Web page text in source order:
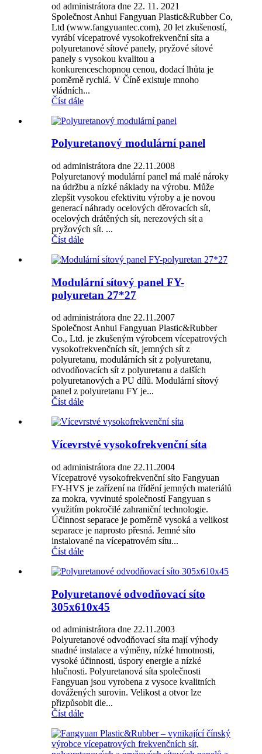
od administrátora dne 22. 11. 2021
Společnost Anhui Fangyuan Plastic&Rubber Co,
Ltd (www.fangyuantec.com), 20 let zkušeností,
vyrábí vícepatrové vysokofrekvenční síta a
polyuretanové sítové panely, pryžové sítové
panely s vysokou kvalitou a
konkurenceschopnou cenou, dodací lhůta je
poměrně rychlá. V Číně existuje mnoho
vládních...
Číst dále
Polyuretanový modulární panel
od administrátora dne 22.11.2008
Polyuretanový modulární panel má malé nároky
na údržbu a nízké náklady na výrobu. Může
zlepšit vysokou efektivitu výroby a je novou
generací náhrady ocelových děrovacích sít,
ocelových drátěných sít, nerezových sít a
pryžových sít. ...
Číst dále
Modulární sítový panel FY-
polyuretan 27*27
od administrátora dne 22.11.2007
Společnost Anhui Fangyuan Plastic&Rubber
Co., Ltd. je zkušeným výrobcem vícepatrových
vysokofrekvenčních sít, jemných sít z
polyuretanu, modulárních sít z polyuretanu,
odvodňovacích sít z polyuretanu a dalších
polyuretanových a PU dílů. Modulární sítový
panel z polyuretanu FY je...
Číst dále
Vícevrstvé vysokofrekvenční síta
od administrátora dne 22.11.2004
Vícepatrové vysokofrekvenční síto Fangyuan
FY-HVS je zařízení na třídění jemných materiálů
za mokra, vyvinuté společností Fangyuan s
využitím pokročilé zahraniční technologie.
Účinnost separace je poměrně vysoká a velikost
separace je naprosto přesná. Jemné síto
instalované na vícepatrovém sítu...
Číst dále
Polyuretanové odvodňovací síto
305x610x45
od administrátora dne 22.11.2003
Polyuretanové odvodňovací síta mají výhody
snadné instalace a výměny, nízké hmotnosti,
vysoké účinnosti, úspory energie a nízké
hlučnosti. Polyuretanová síta společnosti
Fangyuan jsou vyrobena z vysoce kvalitních
dovážených surovin. Velikost a otvor lze
přizpůsobit dle...
Číst dále